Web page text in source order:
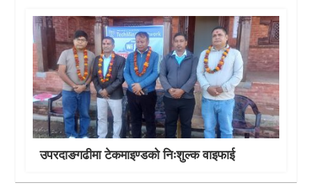
उपरदाङगढीमा टेकमाइण्डको निःशुल्क वाइफाई